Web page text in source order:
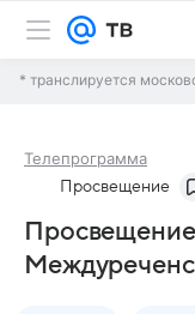
* транслируется
Телепрограмма
Просвещение
Просвещение